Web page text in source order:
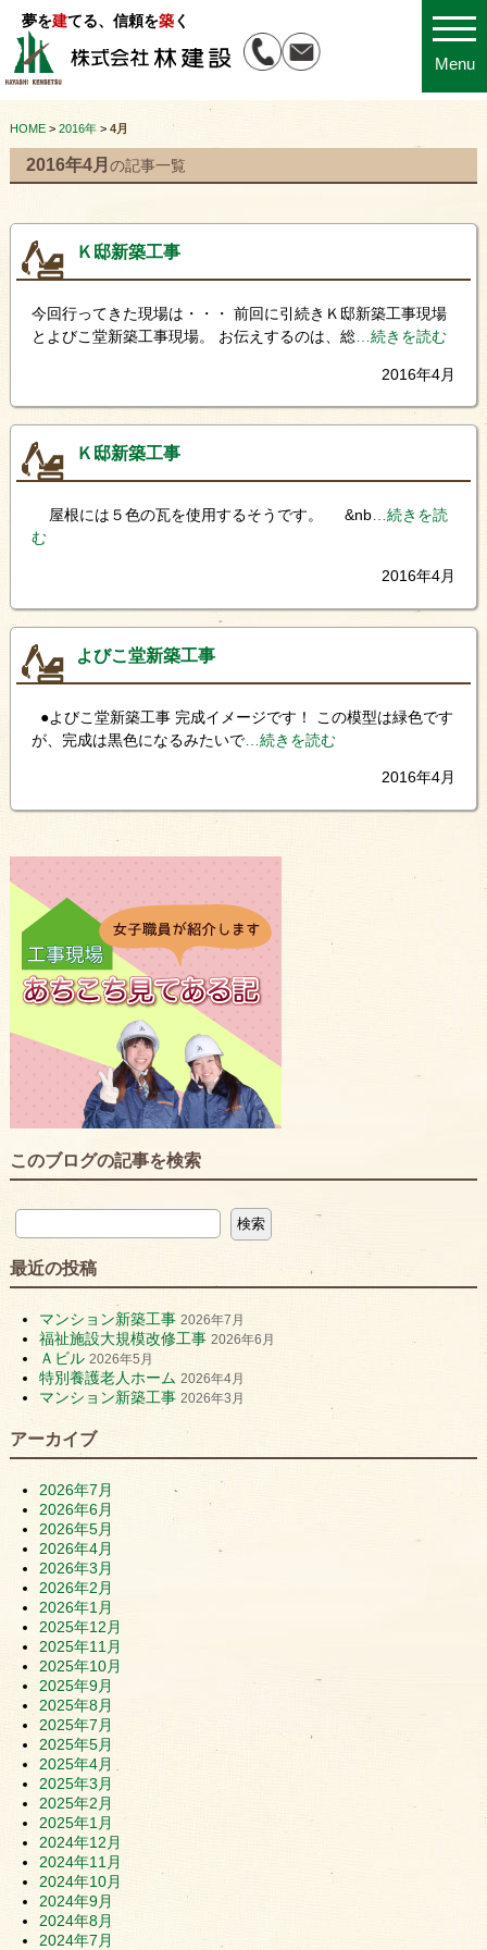
Menu
夢を建てる、信頼を築く
HOME> 2016年> 4月
2016年4月 の記事一覧
Ｋ邸新築工事
今回行ってきた現場は・・・ 前回に引続きＫ邸新築工事現場
とよびこ堂新築工事現場。 お伝えするのは、総…続きを読む
2016年4月
Ｋ邸新築工事
屋根には５色の瓦を使用するそうです。 &nb…続きを読
む
2016年4月
よびこ堂新築工事
●よびこ堂新築工事 完成イメージです！ この模型は緑色です
が、完成は黒色になるみたいで…続きを読む
2016年4月
このブログの記事を検索
最近の投稿
マンション新築工事 2026年7月
福祉施設大規模改修工事 2026年6月
Ａビル 2026年5月
特別養護老人ホーム 2026年4月
マンション新築工事 2026年3月
アーカイブ
2026年7月
2026年6月
2026年5月
2026年4月
2026年3月
2026年2月
2026年1月
2025年12月
2025年11月
2025年10月
2025年9月
2025年8月
2025年7月
2025年5月
2025年4月
2025年3月
2025年2月
2025年1月
2024年12月
2024年11月
2024年10月
2024年9月
2024年8月
2024年7月